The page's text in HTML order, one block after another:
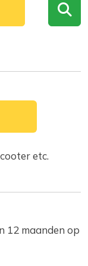
etc.
12 maanden op